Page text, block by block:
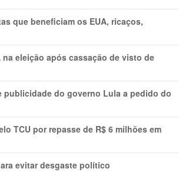
que beneficiam os EUA, ricaços,
eleição após cassação de visto de
do governo Lula a pedido do
TCU por repasse de R$ 6 milhões em
evitar desgaste político